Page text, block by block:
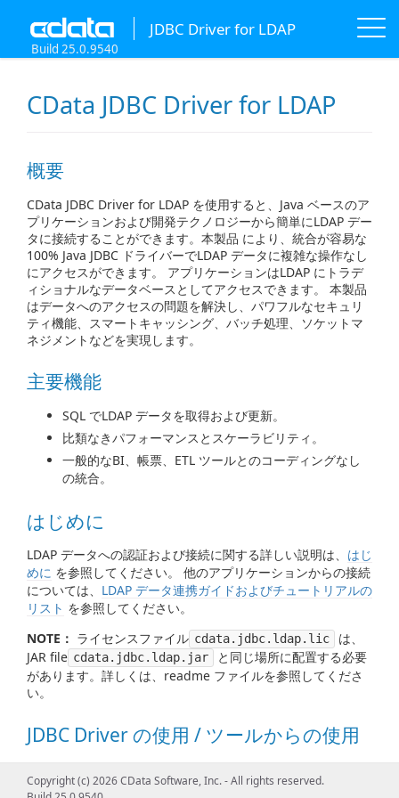
JDBC Driver for LDAP
Build 25.0.9540
CData JDBC Driver for LDAP
概要
CData JDBC Driver for LDAP を使用すると、Java ベースのア
プリケーションおよび開発テクノロジーから簡単にLDAP デー
タに接続することができます。本製品 により、統合が容易な
100% Java JDBC ドライバーでLDAP データに複雑な操作なし
にアクセスができます。 アプリケーションはLDAP にトラデ
ィショナルなデータベースとしてアクセスできます。 本製品
はデータへのアクセスの問題を解決し、パワフルなセキュリ
ティ機能、スマートキャッシング、バッチ処理、ソケットマ
ネジメントなどを実現します。
主要機能
SQL でLDAP データを取得および更新。
比類なきパフォーマンスとスケーラビリティ。
一般的なBI、帳票、ETL ツールとのコーディングなし
の統合。
はじめに
LDAP データへの認証および接続に関する詳しい説明は、 はじ
めに を参照してください。 他のアプリケーションからの接続
については、 LDAP データ連携ガイドおよびチュートリアルの
リスト を参照してください。
NOTE： ライセンスファイル cdata.jdbc.ldap.lic
は、
JAR file cdata.jdbc.ldap.jar
と同じ場所に配置する必要
があります。詳しくは、readme ファイルを参照してくださ
い。
JDBC Driver の使用 / ツールからの使用
Statement、ResultSet、その他の標準JDBC クラスの使用例
Copyright (c) 2026 CData Software, Inc. - All rights reserved.